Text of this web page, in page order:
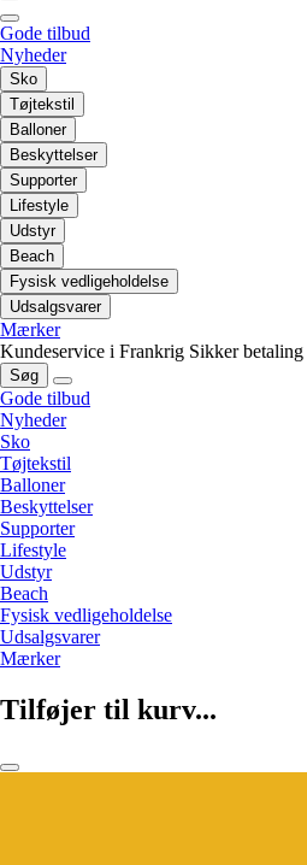
Gode tilbud
Nyheder
Sko
Tøjtekstil
Balloner
Beskyttelser
Supporter
Lifestyle
Udstyr
Beach
Fysisk vedligeholdelse
Udsalgsvarer
Mærker
Kundeservice i Frankrig Sikker betaling
Søg
Gode tilbud
Nyheder
Sko
Tøjtekstil
Balloner
Beskyttelser
Supporter
Lifestyle
Udstyr
Beach
Fysisk vedligeholdelse
Udsalgsvarer
Mærker
Tilføjer til kurv...